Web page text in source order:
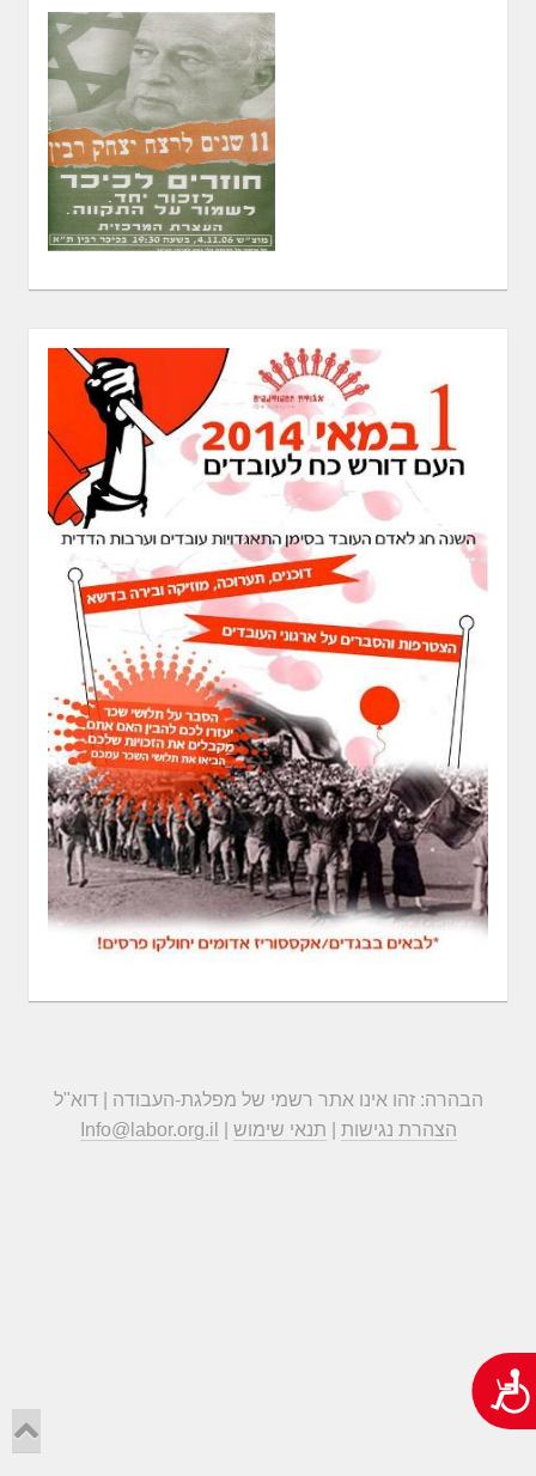
נגישות
הבהרה: זהו אינו אתר רשמי של מפלגת-העבודה | דוא"ל
Info@labor.org.il
הצהרת נגישות תנאי שימוש